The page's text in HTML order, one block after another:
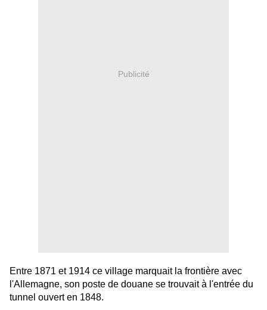
Publicité
Entre 1871 et 1914 ce village marquait la frontière avec
l'Allemagne, son poste de douane se trouvait à l'entrée du
tunnel ouvert en 1848.